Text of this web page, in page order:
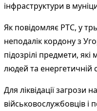
інфраструктури в
Як повідомляє РТС, у
неподалік кордону з
підозрілі предмети,
людей та енергетичній
Для ліквідації загрози
військовослужбовців і